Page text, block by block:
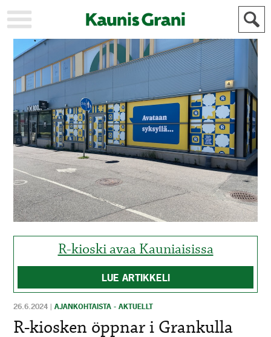
KAUPUNKI
STADEN
AJANKOHTAISTA
AKTUELLT
URHEILU
KULTTUURI
KULTUR
HISTORIA
HISTORIA
YLEINEN
ALLMÄN
MAINOSTAJILLE
FÖR
ANNONSÖRER
R-kioski avaa Kauniaisissa
LUE ARTIKKELI
26.6.2024 |AJANKOHTAISTA - AKTUELLT
R-kiosken öppnar i Grankulla